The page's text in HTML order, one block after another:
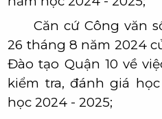
Căn cứ Công văn
26 tháng 8 năm 2024
Đào tạo Quận 10 về
kiểm tra, đánh giá
học 2024 - 2025;